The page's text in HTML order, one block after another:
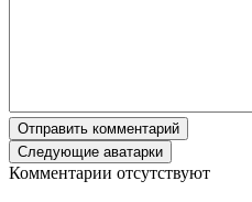
Отправить комментарий
Следующие аватарки
Комментарии отсутствуют